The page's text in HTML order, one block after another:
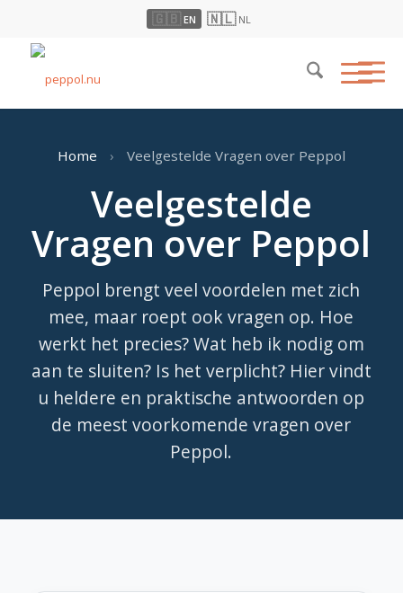
🇬🇧 EN 🇳🇱 NL
Home › Veelgestelde Vragen over Peppol
Veelgestelde
Vragen over Peppol
Peppol brengt veel voordelen met zich
mee, maar roept ook vragen op. Hoe
werkt het precies? Wat heb ik nodig om
aan te sluiten? Is het verplicht? Hier vindt
u heldere en praktische antwoorden op
de meest voorkomende vragen over
Peppol.